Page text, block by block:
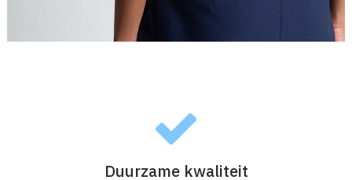
Duurzame kwaliteit